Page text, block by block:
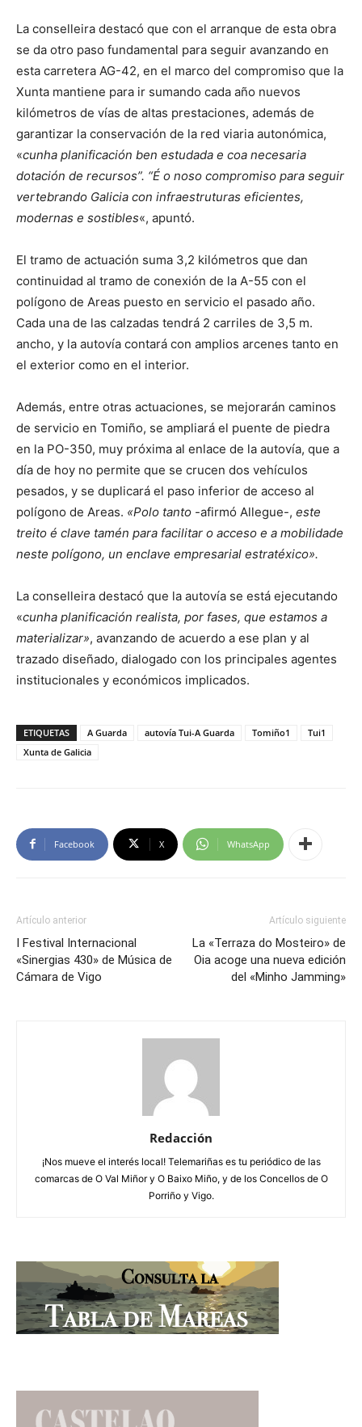
La conselleira destacó que con el arranque de esta obra
se da otro paso fundamental para seguir avanzando en
esta carretera AG-42, en el marco del compromiso que la
Xunta mantiene para ir sumando cada año nuevos
kilómetros de vías de altas prestaciones, además de
garantizar la conservación de la red viaria autonómica,
«cunha planificación ben estudada e coa necesaria
dotación de recursos”. “É o noso compromiso para seguir
vertebrando Galicia con infraestruturas eficientes,
modernas e sostibles«, apuntó.
El tramo de actuación suma 3,2 kilómetros que dan
continuidad al tramo de conexión de la A-55 con el
polígono de Areas puesto en servicio el pasado año.
Cada una de las calzadas tendrá 2 carriles de 3,5 m.
ancho, y la autovía contará con amplios arcenes tanto en
el exterior como en el interior.
Además, entre otras actuaciones, se mejorarán caminos
de servicio en Tomiño, se ampliará el puente de piedra
en la PO-350, muy próxima al enlace de la autovía, que a
día de hoy no permite que se crucen dos vehículos
pesados, y se duplicará el paso inferior de acceso al
polígono de Areas. «Polo tanto -afirmó Allegue-, este
treito é clave tamén para facilitar o acceso e a mobilidade
neste polígono, un enclave empresarial estratéxico».
La conselleira destacó que la autovía se está ejecutando
«cunha planificación realista, por fases, que estamos a
materializar», avanzando de acuerdo a ese plan y al
trazado diseñado, dialogado con los principales agentes
institucionales y económicos implicados.
ETIQUETAS A Guarda autovía Tui-A Guarda Tomiño1
Tui1
Xunta de Galicia
Facebook X WhatsApp
Artículo anterior
I Festival Internacional
«Sinergias 430» de Música de
Cámara de Vigo
Artículo siguiente
La «Terraza do Mosteiro» de
Oia acoge una nueva edición
del «Minho Jamming»
Redacción
¡Nos mueve el interés local! Telemariñas es tu periódico de las
comarcas de O Val Miñor y O Baixo Miño, y de los Concellos de O
Porriño y Vigo.